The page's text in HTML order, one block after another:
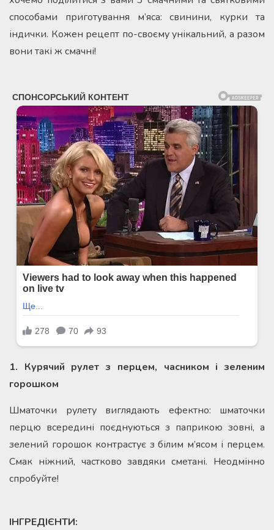
способами приготування м’яса: свинини, курки та
індички. Кожен рецепт по-своєму унікальний, а разом
вони такі ж смачні!
1. Курячий рулет з перцем, часником і зеленим
горошком
Шматочки рулету виглядають ефектно: шматочки
перцю всередині поєднуються з паприкою зовні, а
зелений горошок контрастує з білим м’ясом і перцем.
Смак ніжний, частково завдяки сметані. Неодмінно
спробуйте!
ІНГРЕДІЄНТИ: